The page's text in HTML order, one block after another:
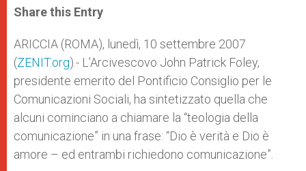
t
s
p
p
s
e
g
e
r
e
b
o
k
r
Share this Entry
ARICCIA (ROMA), lunedì, 10 settembre 2007
(ZENIT.org).- L’Arcivescovo John Patrick Foley,
presidente emerito del Pontificio Consiglio per le
Comunicazioni Sociali, ha sintetizzato quella che
alcuni cominciano a chiamare la “teologia della
comunicazione” in una frase: “Dio è verità e Dio è
amore – ed entrambi richiedono comunicazione”.